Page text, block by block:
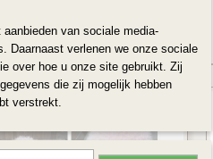
van sociale media-
Daarnaast verlenen we onze sociale
over hoe u onze site gebruikt. Zij
die zij mogelijk hebben
verstrekt.